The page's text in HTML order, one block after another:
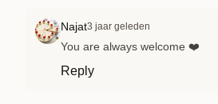
Najat3 jaar geleden
You are always welcome ❤️
Reply